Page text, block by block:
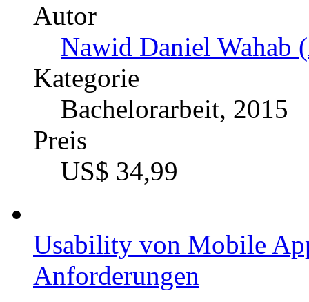
Autor
Nawid Daniel Wahab
Kategorie
Bachelorarbeit, 2015
Preis
US$ 34,99
Usability von Mobile
Anforderungen